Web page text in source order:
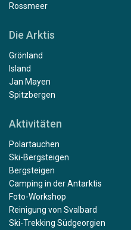
Rossmeer
Die Arktis
Grönland
Island
Jan Mayen
Spitzbergen
Aktivitäten
Polartauchen
Ski-Bergsteigen
Bergsteigen
Camping in der Antarktis
Foto-Workshop
Reinigung von Svalbard
Ski-Trekking Südgeorgien